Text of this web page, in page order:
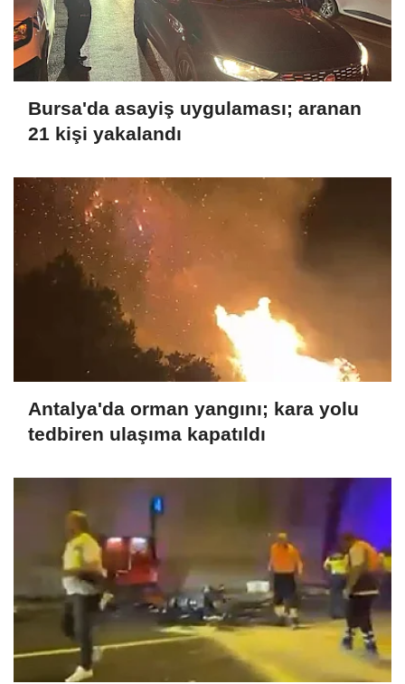
Bursa'da asayiş uygulaması; aranan
21 kişi yakalandı
Antalya'da orman yangını; kara yolu
tedbiren ulaşıma kapatıldı